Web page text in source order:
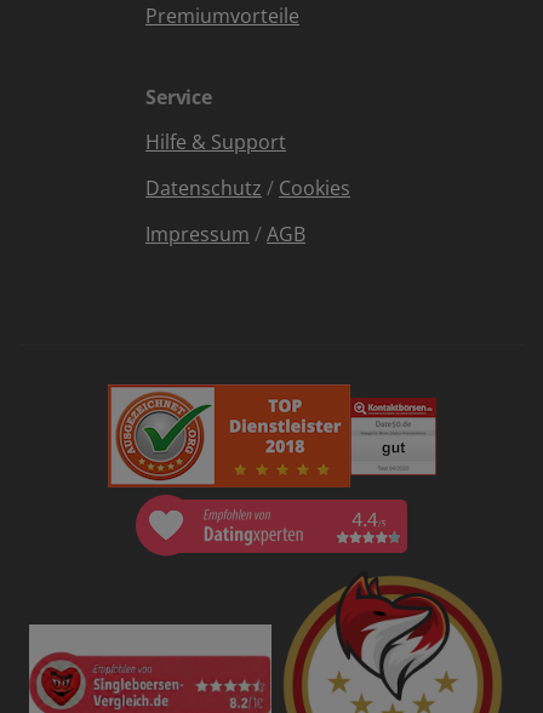
Premiumvorteile
Service
Hilfe & Support
Datenschutz / Cookies
Impressum /AGB